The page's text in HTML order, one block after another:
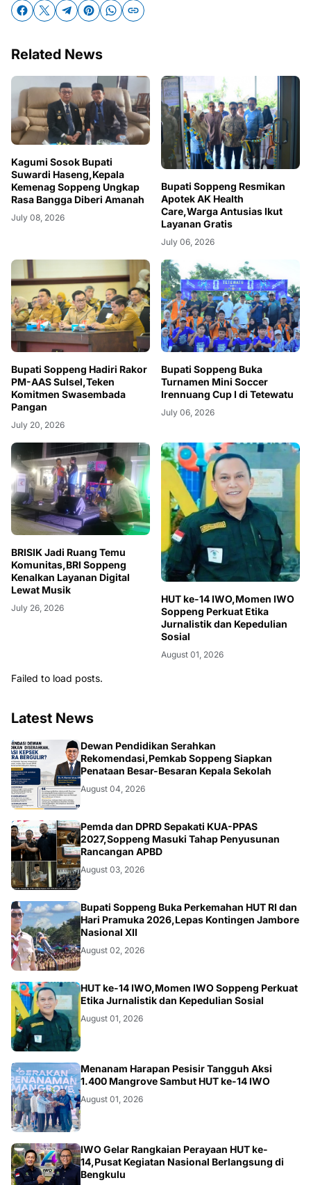
Related News
Kagumi Sosok Bupati
Suwardi Haseng,Kepala
Kemenag Soppeng Ungkap
Rasa Bangga Diberi Amanah
July 08, 2026
Bupati Soppeng Resmikan
Apotek AK Health
Care,Warga Antusias Ikut
Layanan Gratis
July 06, 2026
Bupati Soppeng Hadiri Rakor
PM-AAS Sulsel,Teken
Komitmen Swasembada
Pangan
July 20, 2026
Bupati Soppeng Buka
Turnamen Mini Soccer
Irennuang Cup I di Tetewatu
July 06, 2026
BRISIK Jadi Ruang Temu
Komunitas,BRI Soppeng
Kenalkan Layanan Digital
Lewat Musik
July 26, 2026
HUT ke-14 IWO,Momen IWO
Soppeng Perkuat Etika
Jurnalistik dan Kepedulian
Sosial
August 01, 2026
Failed to load posts.
Latest News
NEWS
Dewan Pendidikan Serahkan
Rekomendasi,Pemkab Soppeng Siapkan
Penataan Besar-Besaran Kepala Sekolah
August 04, 2026
NEWS
Pemda dan DPRD Sepakati KUA-PPAS
2027,Soppeng Masuki Tahap Penyusunan
Rancangan APBD
August 03, 2026
NEWS
Bupati Soppeng Buka Perkemahan HUT RI dan
Hari Pramuka 2026,Lepas Kontingen Jambore
Nasional XII
August 02, 2026
NEWS
HUT ke-14 IWO,Momen IWO Soppeng Perkuat
Etika Jurnalistik dan Kepedulian Sosial
August 01, 2026
NEWS
Menanam Harapan Pesisir Tangguh Aksi
1.400 Mangrove Sambut HUT ke-14 IWO
August 01, 2026
JAKARTA
IWO Gelar Rangkaian Perayaan HUT ke-
14,Pusat Kegiatan Nasional Berlangsung di
Bengkulu